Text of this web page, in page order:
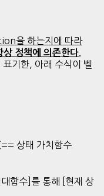
을 하는지에 따라
상 정책에 의존한다.
표기한, 아래 수식이 벨
상태 가치함수
함수]를 통해 [현재 상